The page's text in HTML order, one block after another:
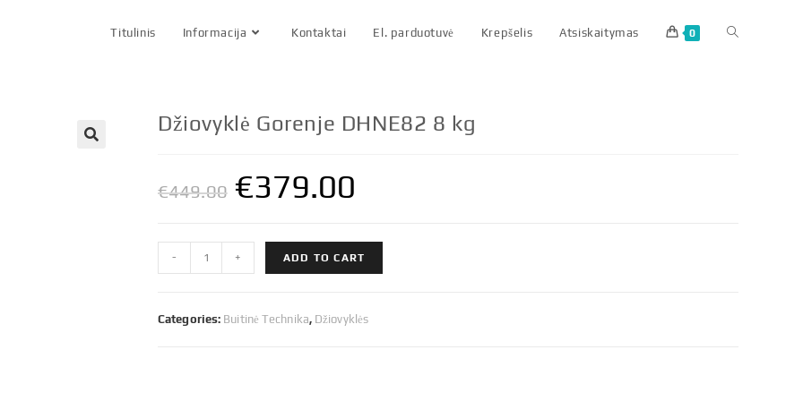
Titulinis Informacija Kontaktai El. parduotuvė Krepšelis Atsiskaitymas 0
Džiovyklė Gorenje DHNE82 8 kg
€449.00 €379.00
Gorenje
- + ADD TO CART
Categories: Buitinė Technika, Džiovyklės